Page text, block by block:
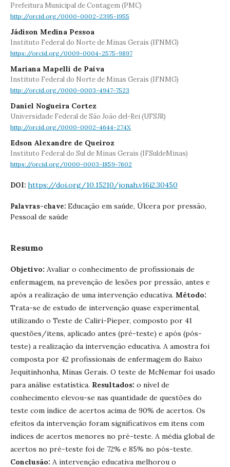
Prefeitura Municipal de Contagem (PMC)
http://orcid.org/0000-0002-2395-1955
Jádison Medina Pessoa
Instituto Federal do Norte de Minas Gerais (IFNMG)
https://orcid.org/0009-0004-2575-9897
Mariana Mapelli de Paiva
Instituto Federal do Norte de Minas Gerais (IFNMG)
http://orcid.org/0000-0003-4947-7523
Daniel Nogueira Cortez
Universidade Federal de São João del-Rei (UFSJR)
http://orcid.org/0000-0002-4644-274X
Edson Alexandre de Queiroz
Instituto Federal do Sul de Minas Gerais (IFSuldeMinas)
https://orcid.org/0000-0003-1859-7602
DOI: https://doi.org/10.15210/jonah.v16i2.30450
Palavras-chave: Educação em saúde, Úlcera por pressão,
Pessoal de saúde
Resumo
Objetivo: Avaliar o conhecimento de profissionais de
enfermagem, na prevenção de lesões por pressão, antes e
após a realização de uma intervenção educativa. Método:
Trata-se de estudo de intervenção quase experimental,
utilizando o Teste de Caliri-Pieper, composto por 41
questões/itens, aplicado antes (pré-teste) e após (pós-
teste) a realização da intervenção educativa. A amostra foi
composta por 42 profissionais de enfermagem do Baixo
Jequitinhonha, Minas Gerais. O teste de McNemar foi usado
para análise estatística. Resultados: o nível de
conhecimento elevou-se nas quantidade de questões do
teste com índice de acertos acima de 90% de acertos. Os
efeitos da intervenção foram significativos em itens com
índices de acertos menores no pré-teste. A média global de
acertos no pré-teste foi de 72% e 85% no pós-teste.
Conclusão: A intervenção educativa melhorou o